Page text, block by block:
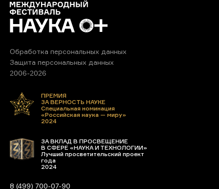
Обработка персональных данных
Защита персональных данных
2006-2026
ПРЕМИЯ
ЗА ВЕРНОСТЬ НАУКЕ
Специальная номинация
«Российская наука — миру»
2024
ЗА ВКЛАД В ПРОСВЕЩЕНИЕ
В СФЕРЕ «НАУКА И ТЕХНОЛОГИИ»
Лучший просветительский проект
года
2024
8 (499) 700-07-90